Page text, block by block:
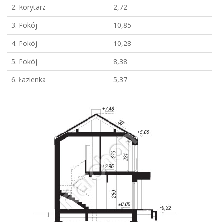
2. Korytarz
2,72
3. Pokój
10,85
4. Pokój
10,28
5. Pokój
8,38
6. Łazienka
5,37